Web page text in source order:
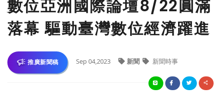
數位亞洲國際論壇8/22圓滿
落幕 驅動臺灣數位經濟躍進
推廣新聞稿 Sep 04,2023 新聞 新聞時事